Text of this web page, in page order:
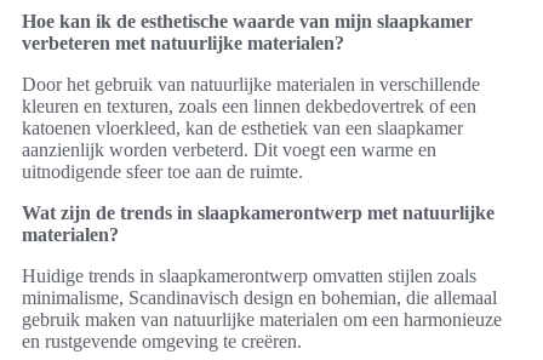
Hoe kan ik de esthetische waarde van mijn slaapkamer
verbeteren met natuurlijke materialen?
Door het gebruik van natuurlijke materialen in verschillende
kleuren en texturen, zoals een linnen dekbedovertrek of een
katoenen vloerkleed, kan de esthetiek van een slaapkamer
aanzienlijk worden verbeterd. Dit voegt een warme en
uitnodigende sfeer toe aan de ruimte.
Wat zijn de trends in slaapkamerontwerp met natuurlijke
materialen?
Huidige trends in slaapkamerontwerp omvatten stijlen zoals
minimalisme, Scandinavisch design en bohemian, die allemaal
gebruik maken van natuurlijke materialen om een harmonieuze
en rustgevende omgeving te creëren.